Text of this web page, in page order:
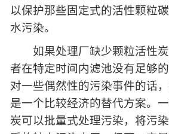
以保护那些固定式的活性颗粒
水污染。
如果处理厂缺少颗粒活性炭
者在特定时间内滤池没有足够
对一些偶然性的污染事件的话
是一个比较经济的替代方案。
炭可以批量式处理污染，将污